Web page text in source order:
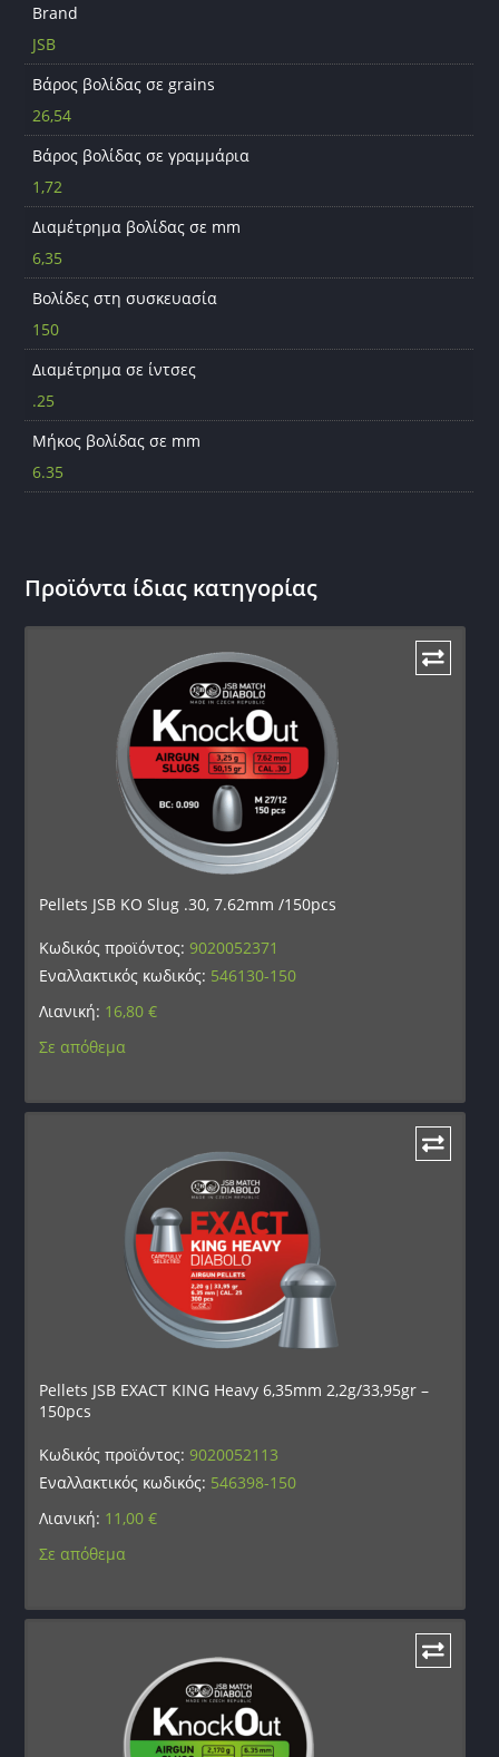
k
Brand
JSB
Βάρος βολίδας σε grains
26,54
Βάρος βολίδας σε γραμμάρια
1,72
Διαμέτρημα βολίδας σε mm
6,35
Βολίδες στη συσκευασία
150
Διαμέτρημα σε ίντσες
.25
Μήκος βολίδας σε mm
6.35
Προϊόντα ίδιας κατηγορίας
Pellets JSB KO Slug .30, 7.62mm /150pcs
Κωδικός προϊόντος:9020052371
Εναλλακτικός κωδικός: 546130-150
Λιανική: 16,80€
Σε απόθεμα
Pellets JSB EXACT KING Heavy 6,35mm 2,2g/33,95gr –
150pcs
Κωδικός προϊόντος:9020052113
Εναλλακτικός κωδικός: 546398-150
Λιανική: 11,00€
Σε απόθεμα